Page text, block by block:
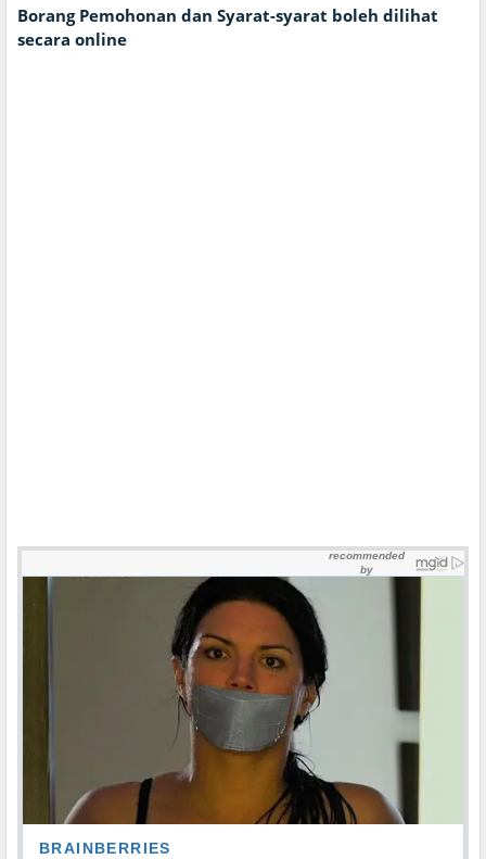
Borang Pemohonan dan Syarat-syarat boleh dilihat
secara online